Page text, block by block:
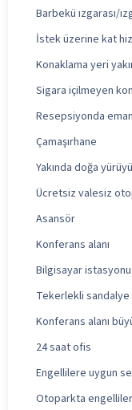
Barbekü ızgarası/
İstek üzerine kat
Konaklama yeri
Sigara içilmeyen
Resepsiyonda
Çamaşırhane
Yakında doğa
Ücretsiz valesiz
Asansör
Konferans alanı
Bilgisayar istasyonu
Tekerlekli sandalye
Konferans alanı
24 saat ofis
Engellilere uygun
Otoparkta